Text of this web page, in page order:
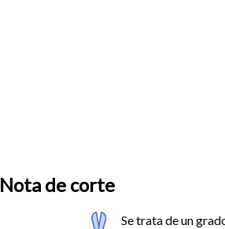
Nota de corte
Se trata de un